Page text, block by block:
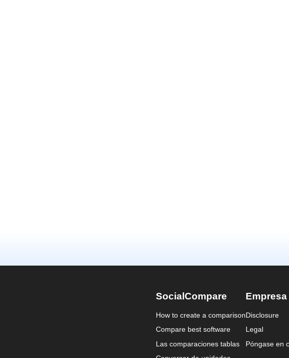
SocialCompare
How to create a comparison
Compare best software
Las comparaciones tablas
Empresa
Disclosure
Legal
Póngase en